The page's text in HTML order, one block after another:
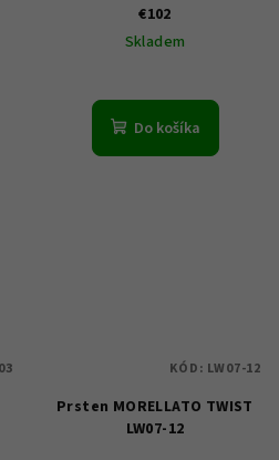
€102
Skladem
Do košíka
Prsten MORELLATO TWIST
LW07-12
KÓD: LW07-12